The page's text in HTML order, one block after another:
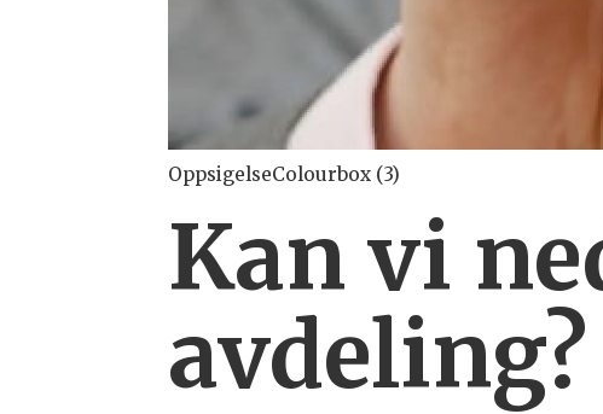
OppsigelseColourbox (3)
Kan vi
avdeling?